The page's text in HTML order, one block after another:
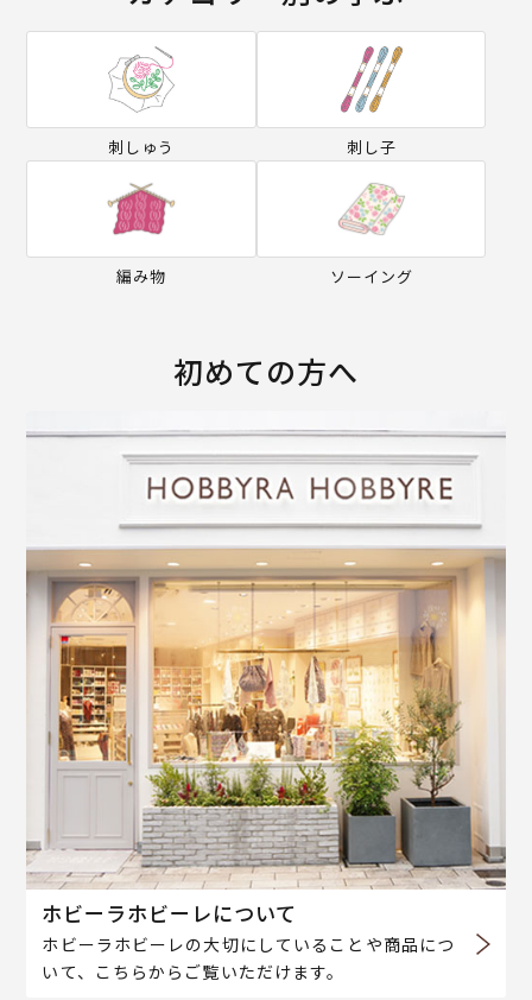
刺しゅう 刺し子
編み物 ソーイング
初めての方へ
ホビーラホビーレについて
ホビーラホビーレの大切にしていることや商品につ
いて、こちらからご覧いただけます。